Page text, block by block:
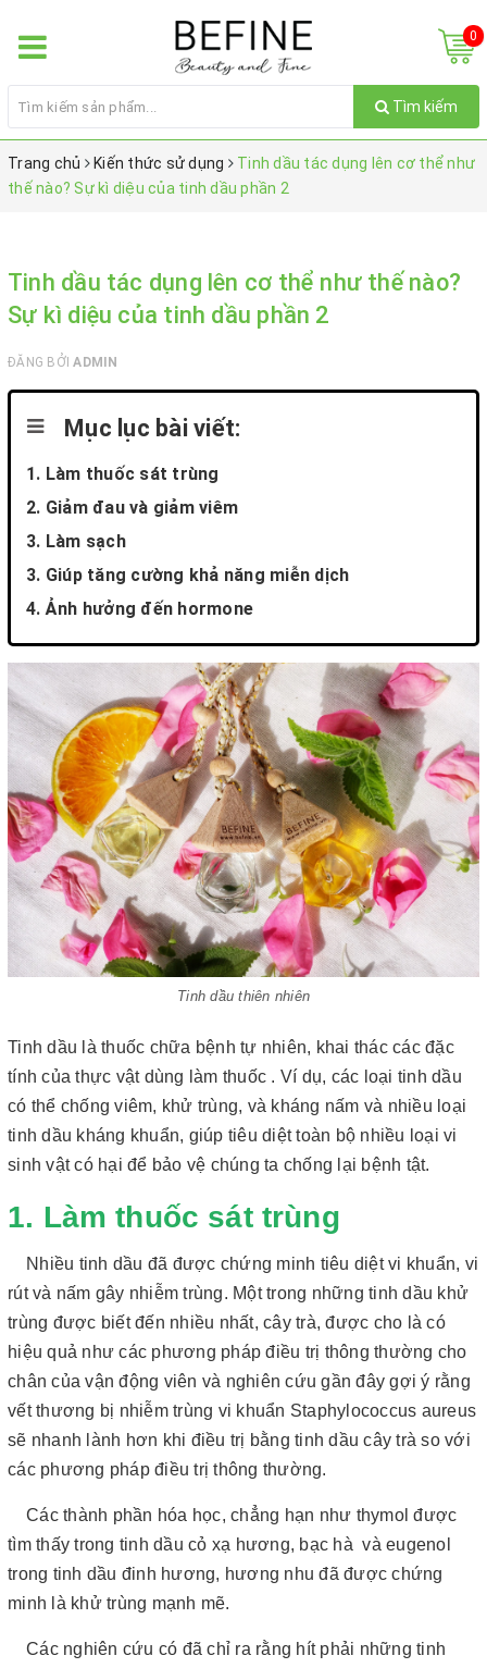
0
Tìm kiếm
Trang chủ Kiến thức sử dụng
Tinh dầu tác dụng lên cơ thể như
thế nào? Sự kì diệu của tinh dầu phần 2
Tinh dầu tác dụng lên cơ thể như thế nào?
Sự kì diệu của tinh dầu phần 2
ĐĂNG BỞIADMIN
Mục lục bài viết:
1. Làm thuốc sát trùng
2. Giảm đau và giảm viêm
3. Làm sạch
3. Giúp tăng cường khả năng miễn dịch
4. Ảnh hưởng đến hormone
Tinh dầu thiên nhiên
Tinh dầu là thuốc chữa bệnh tự nhiên, khai thác các đặc
tính của thực vật dùng làm thuốc . Ví dụ, các loại tinh dầu
có thể chống viêm, khử trùng, và kháng nấm và nhiều loại
tinh dầu kháng khuẩn, giúp tiêu diệt toàn bộ nhiều loại vi
sinh vật có hại để bảo vệ chúng ta chống lại bệnh tật.
1. Làm thuốc sát trùng
Nhiều tinh dầu đã được chứng minh tiêu diệt vi khuẩn, vi
rút và nấm gây nhiễm trùng. Một trong những tinh dầu khử
trùng được biết đến nhiều nhất, cây trà, được cho là có
hiệu quả như các phương pháp điều trị thông thường cho
chân của vận động viên và nghiên cứu gần đây gợi ý rằng
vết thương bị nhiễm trùng vi khuẩn Staphylococcus aureus
sẽ nhanh lành hơn khi điều trị bằng tinh dầu cây trà so với
các phương pháp điều trị thông thường.
Các thành phần hóa học, chẳng hạn như thymol được
tìm thấy trong tinh dầu cỏ xạ hương, bạc hà và eugenol
trong tinh dầu đinh hương, hương nhu đã được chứng
minh là khử trùng mạnh mẽ.
Các nghiên cứu có đã chỉ ra rằng hít phải những tinh